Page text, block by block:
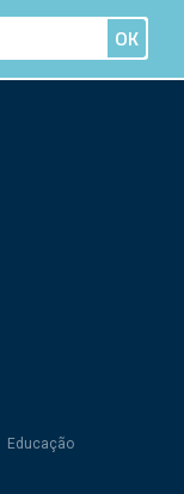
Educação